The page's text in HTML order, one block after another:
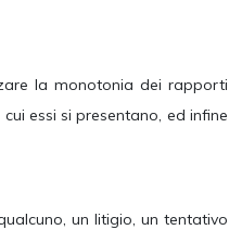
la monotonia dei rapporti
essi si presentano, ed infine
un litigio, un tentativo